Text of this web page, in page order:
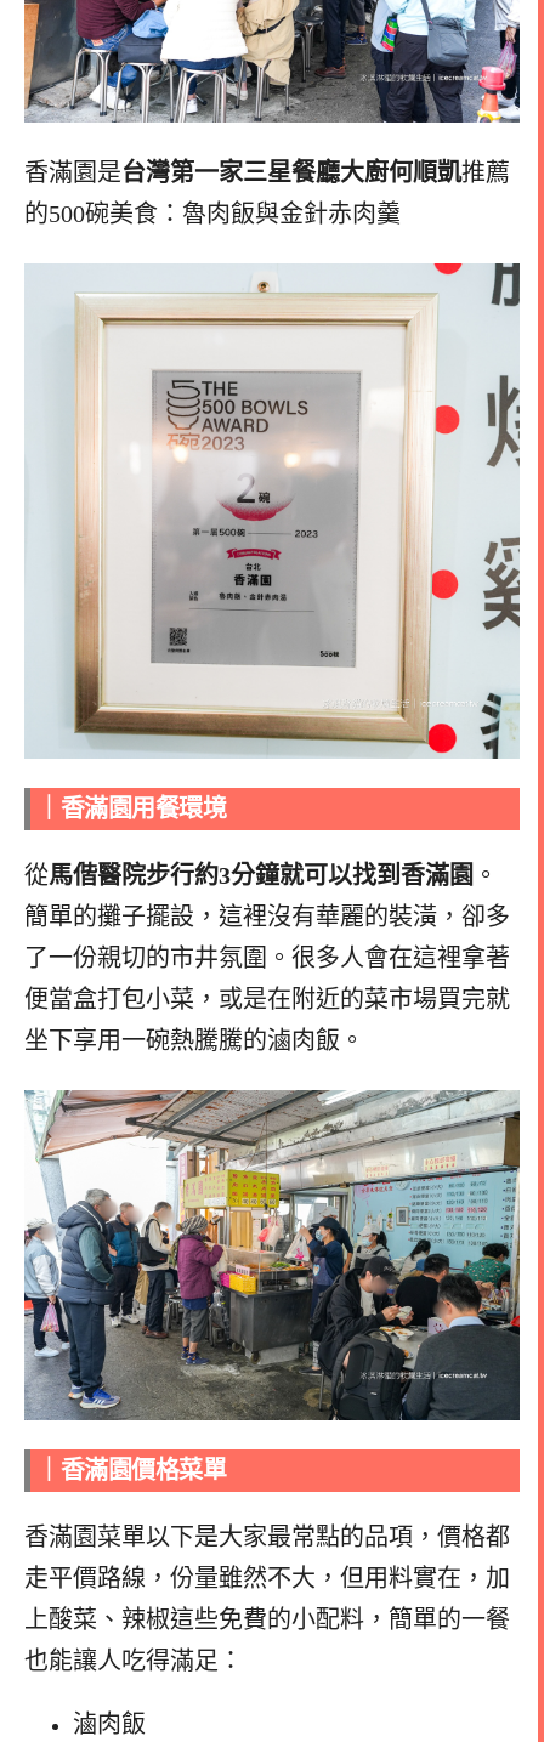
香滿園是台灣第一家三星餐廳大廚何順凱推薦
的500碗美食：魯肉飯與金針赤肉羹
｜香滿園用餐環境
從馬偕醫院步行約3分鐘就可以找到香滿園 。
簡單的攤子擺設，這裡沒有華麗的裝潢，卻多
了一份親切的市井氛圍。很多人會在這裡拿著
便當盒打包小菜，或是在附近的菜市場買完就
坐下享用一碗熱騰騰的滷肉飯。
｜香滿園價格菜單
香滿園菜單以下是大家最常點的品項，價格都
走平價路線，份量雖然不大，但用料實在，加
上酸菜、辣椒這些免費的小配料，簡單的一餐
也能讓人吃得滿足：
滷肉飯